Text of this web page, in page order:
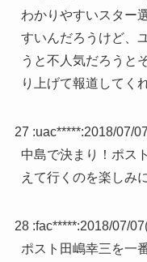
わかりやすいスター
すいんだろうけど、
うと不人気だろうと
り上げて報道してく
27 :uac*****:2018/07/
中島で決まり！ポス
えて行くのを楽しみ
28 :fac*****:2018/07/
ポスト田嶋幸三を一